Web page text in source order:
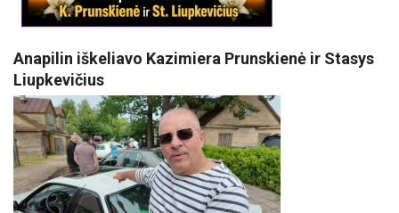
Anapilin iškeliavo Kazimiera Prunskienė ir Stasys
Liupkevičius